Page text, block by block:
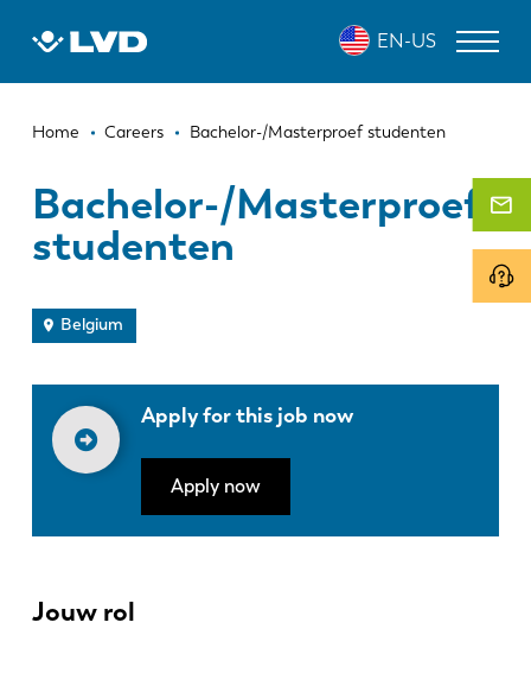
EN-US
Breadcrumb
Home Careers Bachelor-/Masterproef studenten
Bachelor-/Masterproef
studenten
Belgium
Apply for this job now
Apply now
Jouw rol
LASER CUTTING MACHINES
PANEL BENDERS
SHEARING MACHINES
SOFTWARE
CUSTOMER SERVICE
News
Customer stories